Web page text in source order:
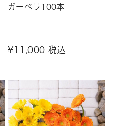
ガーベラ100本
¥11,000 税込